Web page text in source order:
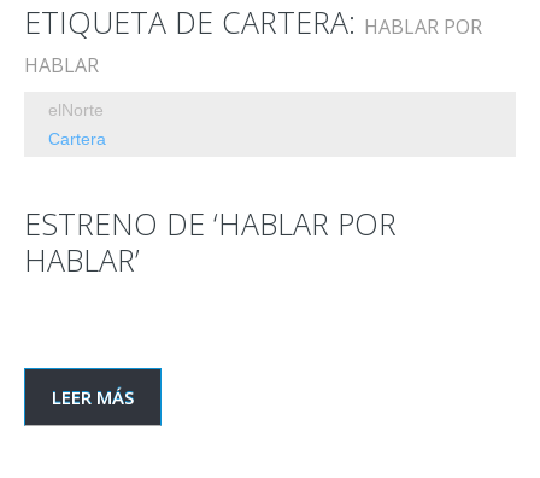
ETIQUETA DE CARTERA: HABLAR POR
HABLAR
elNorte
Cartera
ESTRENO DE ‘HABLAR POR
HABLAR’
LEER MÁS